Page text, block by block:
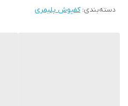
دسته‌بندی:کفپوش پلیمری